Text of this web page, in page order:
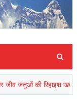
की रिहाइश खतरें में